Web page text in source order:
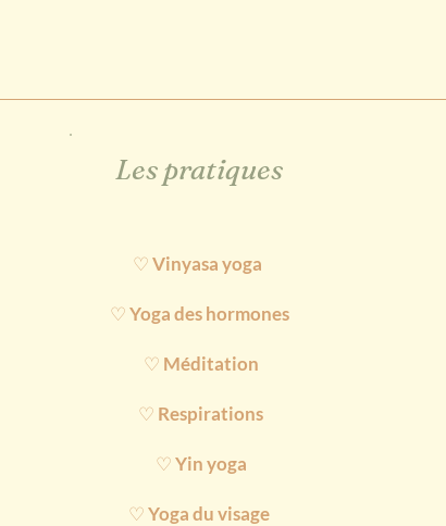
Les pratiques
♡Vinyasa yoga
♡Yoga des hormones
♡ Méditation
♡ Respirations
♡Yin yoga
♡Yoga du visage